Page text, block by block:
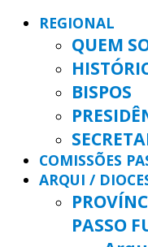
REGIONAL
QUEM
BISPOS
COMISSÕES
ARQUI /
PASSO